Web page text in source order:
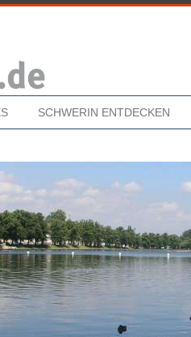
SCHWERIN ENTDECKEN